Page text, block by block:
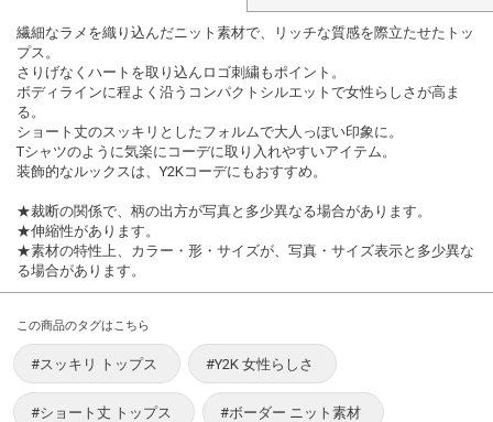
繊細なラメを織り込んだニット素材で、リッチな質感を際立たせたトッ
プス。
さりげなくハートを取り込んロゴ刺繍もポイント。
ボディラインに程よく沿うコンパクトシルエットで女性らしさが高ま
る。
ショート丈のスッキリとしたフォルムで大人っぽい印象に。
Tシャツのように気楽にコーデに取り入れやすいアイテム。
装飾的なルックスは、Y2Kコーデにもおすすめ。
★裁断の関係で、柄の出方が写真と多少異なる場合があります。
★伸縮性があります。
★素材の特性上、カラー・形・サイズが、写真・サイズ表示と多少異な
る場合があります。
この商品のタグはこちら
#スッキリ トップス #Y2K 女性らしさ
#ショート丈 トップス #ボーダー ニット素材